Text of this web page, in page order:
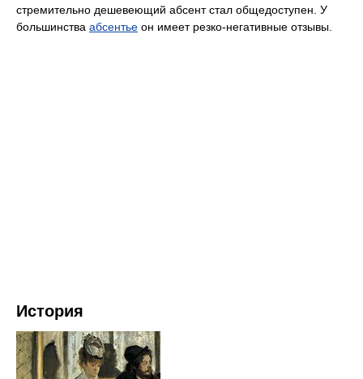
стремительно дешевеющий абсент стал общедоступен. У
большинства абсентье он имеет резко-негативные отзывы.
История